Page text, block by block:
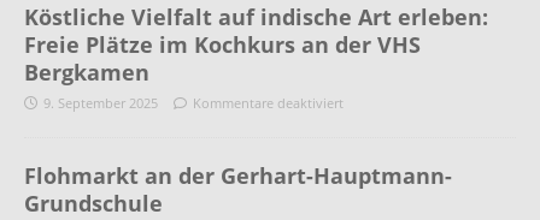
Köstliche Vielfalt auf indische Art erleben:
Freie Plätze im Kochkurs an der VHS
Bergkamen
9. September 2025 Kommentare deaktiviert
Flohmarkt an der Gerhart-Hauptmann-
Grundschule